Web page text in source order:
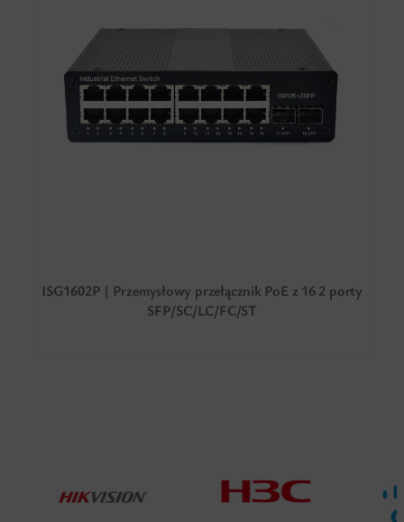
ISG1602P | Przemysłowy przełącznik PoE z 16 2 porty
SFP/SC/LC/FC/ST